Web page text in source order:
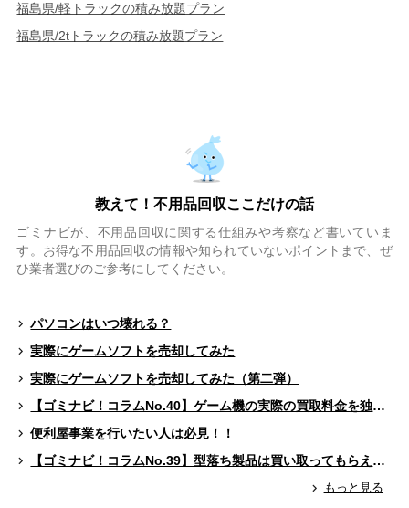
福島県/軽トラックの積み放題プラン
福島県/2tトラックの積み放題プラン
教えて！不用品回収ここだけの話
ゴミナビが、不用品回収に関する仕組みや考察など書いていま
す。お得な不用品回収の情報や知られていないポイントまで、ぜ
ひ業者選びのご参考にしてください。
パソコンはいつ壊れる？
実際にゲームソフトを売却してみた
実際にゲームソフトを売却してみた（第二弾）
【ゴミナビ！コラムNo.40】ゲーム機の実際の買取料金を独自調査！！
便利屋事業を行いたい人は必見！！
【ゴミナビ！コラムNo.39】型落ち製品は買い取ってもらえる？（ゲームソフト編）
もっと見る